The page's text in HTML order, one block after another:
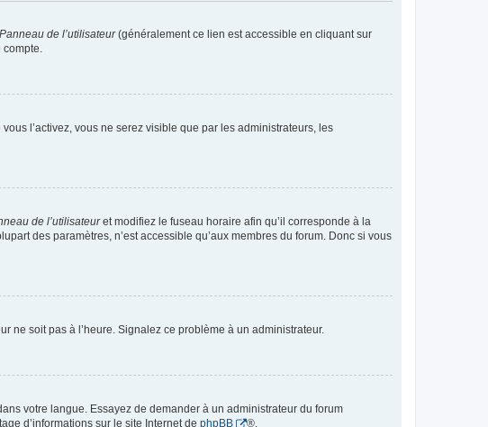
Panneau de l’utilisateur(généralement ce lien est accessible en cliquant sur
compte.
vous l’activez, vous ne serez visible que par les administrateurs, les
de l’utilisateuret modifiez le fuseau horaire afin qu’il corresponde à la
des paramètres, n’est accessible qu’aux membres du forum. Donc si vous
ne soit pas à l’heure. Signalez ce problème à un administrateur.
votre langue. Essayez de demander à un administrateur du forum
d’informations sur le site Internet de phpBB ®.